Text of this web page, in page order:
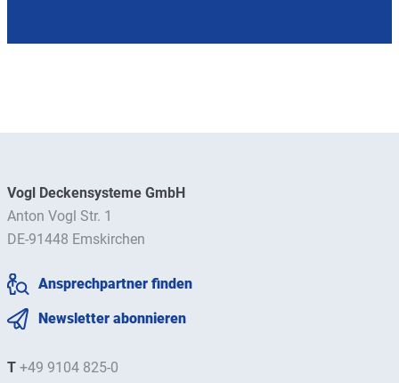
Vogl Deckensysteme GmbH
Anton Vogl Str. 1
DE-91448 Emskirchen
Ansprechpartner finden
Newsletter abonnieren
T +49 9104 825-0